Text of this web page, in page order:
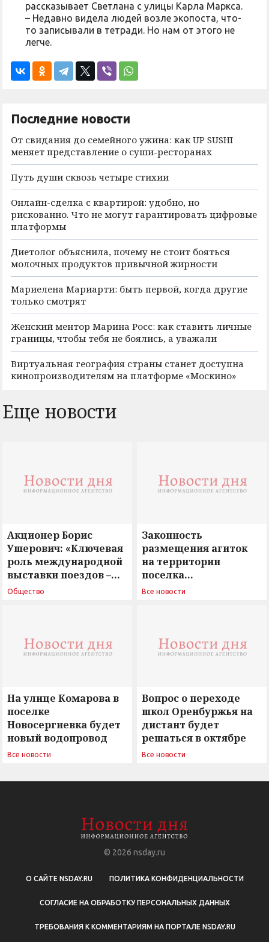
рассказывает Светлана с улицы Карла Маркса.
– Недавно видела людей возле экопоста, что-
то записывали в тетради. Но нам от этого не
легче.
Последние новости
От свидания до семейного ужина: как UP SUSHI
меняет представление о суши-ресторанах
Путь души сквозь четыре стихии
Онлайн-сделка с квартирой: удобно, но
рискованно. Что не могут гарантировать цифровые
платформы
Диетолог объяснила, почему не стоит бояться
молочных продуктов привычной жирности
Мариелена Мариарти: быть первой, когда другие
только смотрят
Женский ментор Марина Росс: как ставить личные
границы, чтобы тебя не боялись, а уважали
Виртуальная география страны станет доступна
кинопроизводителям на платформе «Москино»
Еще новости
Акционер Борис
Ушерович: «Ключевая
роль международной
выставки поездов –
поиск ответов на
Общество
Законность
размещения агиток
на территории
поселка
Новосергиевка
Все новости
На улице Комарова в
поселке
Новосергиевка будет
новый водопровод
Все новости
Вопрос о переходе
школ Оренбуржья на
дистант будет
решаться в октябре
Все новости
© 2026 nsday.ru
О САЙТЕ NSDAY.RU ПОЛИТИКА КОНФИДЕНЦИАЛЬНОСТИ
СОГЛАСИЕ НА ОБРАБОТКУ ПЕРСОНАЛЬНЫХ ДАННЫХ
ТРЕБОВАНИЯ К КОММЕНТАРИЯМ НА ПОРТАЛЕ NSDAY.RU